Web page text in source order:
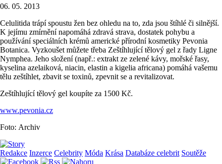
06. 05. 2013
Celulitida trápí spoustu žen bez ohledu na to, zda jsou štíhlé či silnější.
K jejímu zmírnění napomáhá zdravá strava, dostatek pohybu a
používání speciálních krémů americké přírodní kosmetiky Pevonia
Botanica. Vyzkoušet můžete třeba Zeštíhlující tělový gel z řady Ligne
Nymphea. Jeho složení (např.: extrakt ze zelené kávy, mořské řasy,
kyselina azelaiková, niacin, elastin a kigelia africana) pomáhá vašemu
tělu zeštíhlet, zbavit se toxinů, zpevnit se a revitalizovat.
Zeštíhlující tělový gel koupíte za 1500 Kč.
www.pevonia.cz
Foto: Archiv
Redakce Inzerce Celebrity Móda Krása Databáze celebrit Soutěže